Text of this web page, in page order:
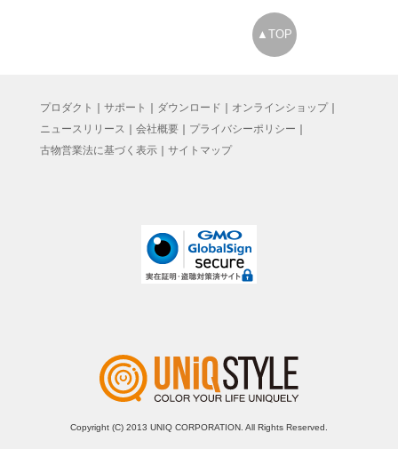
▲TOP
プロダクト ｜ サポート ｜ ダウンロード ｜ オンラインショップ｜
ニュースリリース ｜ 会社概要｜ プライバシーポリシー ｜
古物営業法に基づく表示｜ サイトマップ
Copyright (C) 2013 UNIQ CORPORATION. All Rights Reserved.